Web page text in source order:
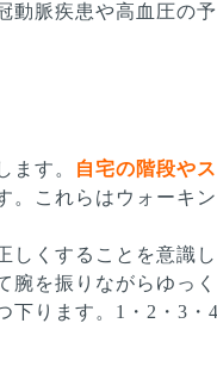
動脈疾患や高血圧の
ます。
自宅の階段や
。これらはウォーキ
しくすることを意識
腕を振りながらゆっ
下ります。1・2・3・